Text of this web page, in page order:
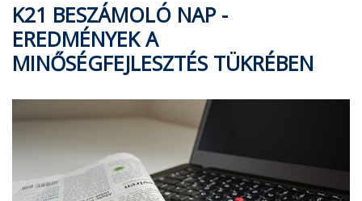
K21 BESZÁMOLÓ NAP -
EREDMÉNYEK A
MINŐSÉGFEJLESZTÉS TÜKRÉBEN